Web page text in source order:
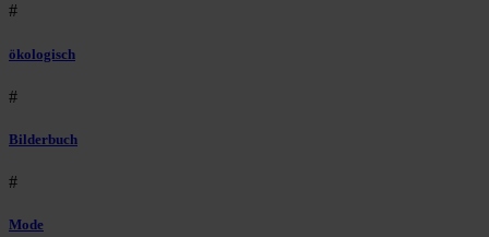
#
ökologisch
#
Bilderbuch
#
Mode